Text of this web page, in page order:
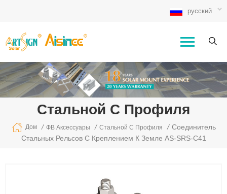
русский
Стальной С Профиля
Дом / ФВ Аксессуары / Стальной С Профиля / Соединитель
Стальных Рельсов С Креплением К Земле AS-SRS-C41